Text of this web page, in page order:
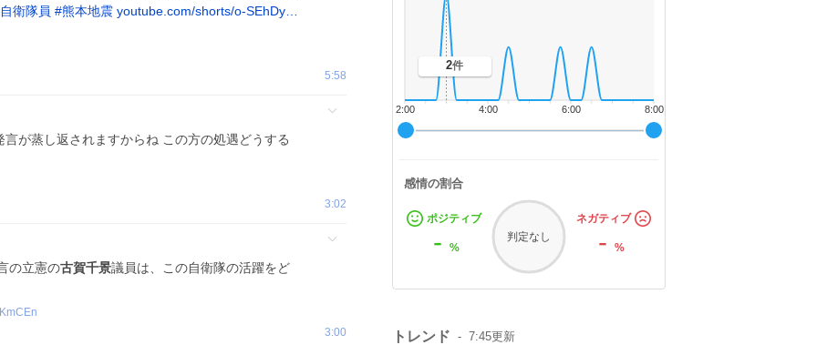
自衛隊員 #熊本地震 youtube.com/shorts/o-SEhDy…
5:58
言が蒸し返されますからね この方の処遇どうする
3:02
の立憲の古賀千景議員は、この自衛隊の活躍をど
3:00
8:00
6:00
4:00
2:00
2件
感情の割合
ポジティブ
- %
判定なし
ネガティブ
-%
トレンド 7:45更新